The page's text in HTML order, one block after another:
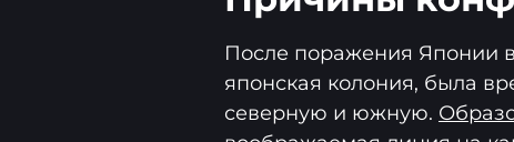
После поражения Японии
японская колония, была
северную и южную.